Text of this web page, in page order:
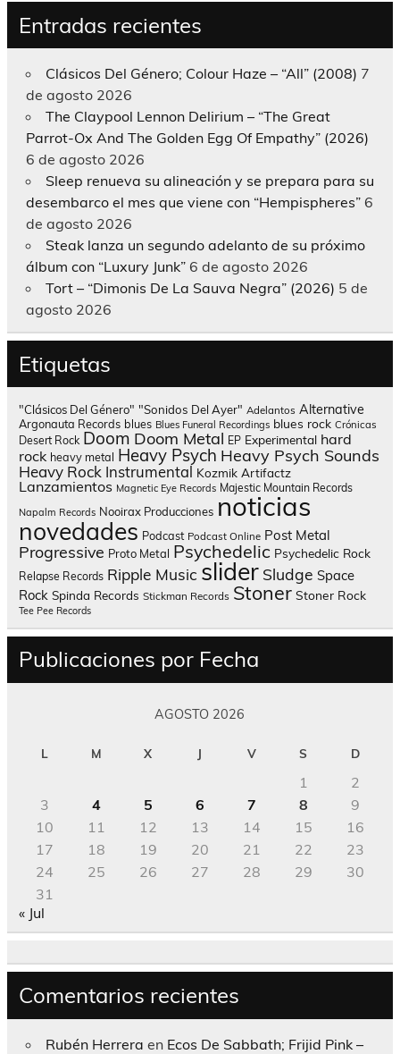
Entradas recientes
Clásicos Del Género; Colour Haze – “All” (2008) 7
de agosto 2026
The Claypool Lennon Delirium – “The Great
Parrot-Ox And The Golden Egg Of Empathy” (2026)
6 de agosto 2026
Sleep renueva su alineación y se prepara para su
desembarco el mes que viene con “Hempispheres” 6
de agosto 2026
Steak lanza un segundo adelanto de su próximo
álbum con “Luxury Junk” 6 de agosto 2026
Tort – “Dimonis De La Sauva Negra” (2026) 5 de
agosto 2026
Etiquetas
"Clásicos Del Género" "Sonidos Del Ayer" Adelantos Alternative
Argonauta Records blues Blues Funeral Recordings blues rock Crónicas
Desert Rock Doom Doom Metal EP Experimental hard
rock heavy metal Heavy Psych Heavy Psych Sounds
Heavy Rock Instrumental Kozmik Artifactz
Lanzamientos Magnetic Eye Records Majestic Mountain Records
Napalm Records Nooirax Producciones noticias
novedades Podcast Podcast Online Post Metal
Progressive Proto Metal Psychedelic Psychedelic Rock
Relapse Records Ripple Music slider Sludge Space
Rock Spinda Records Stickman Records Stoner Stoner Rock
Tee Pee Records
Publicaciones por Fecha
AGOSTO 2026
L M X J V S D
1
2
3
4 5 6 7 8
9
10
11 12 13 14 15
16
17
18 19 20 21 22
23
24
25 26 27 28 29
30
31
« Jul
Comentarios recientes
Rubén Herrera en Ecos De Sabbath; Frijid Pink –